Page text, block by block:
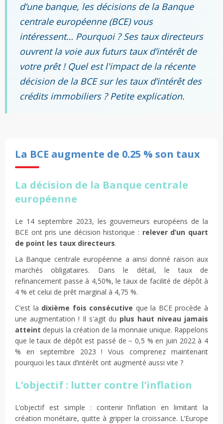
d’une banque, les décisions de la Banque
centrale européenne (BCE) vous
intéressent… Pourquoi ? Ses taux directeurs
ouvrent la voie aux futurs taux d’intérêt de
votre prêt ! Quel est l'impact de la récente
décision de la BCE sur les taux d’intérêt des
crédits immobiliers ? Petite explication.
La BCE augmente de 0.25 % son taux
La décision de la Banque centrale
européenne
Le 14 septembre 2023, les gouverneurs européens de la
BCE ont pris une décision historique : relever d’un quart
de point les taux directeurs.
La Banque centrale européenne a ainsi donné raison aux
marchés obligataires. Dans le détail, le taux de
refinancement passe à 4,50%, le taux de facilité de dépôt à
4 % et celui de prêt marginal à 4,75 %.
C’est la dixième fois consécutive que la BCE procède à
une augmentation ! Il s'agit du plus haut niveau jamais
atteint depuis la création de la monnaie unique. Rappelons
que le taux de dépôt est passé de − 0,5 % en juin 2022 à 4
% en septembre 2023 ! Vous comprenez maintenant
pourquoi les taux d’intérêt ont augmenté aussi vite ?
L’objectif : lutter contre l’inflation
L’objectif est simple : contenir l’inflation en limitant la
création monétaire, quitte à gripper la croissance. L’Europe